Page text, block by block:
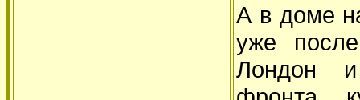
А в доме
уже
Лондон и